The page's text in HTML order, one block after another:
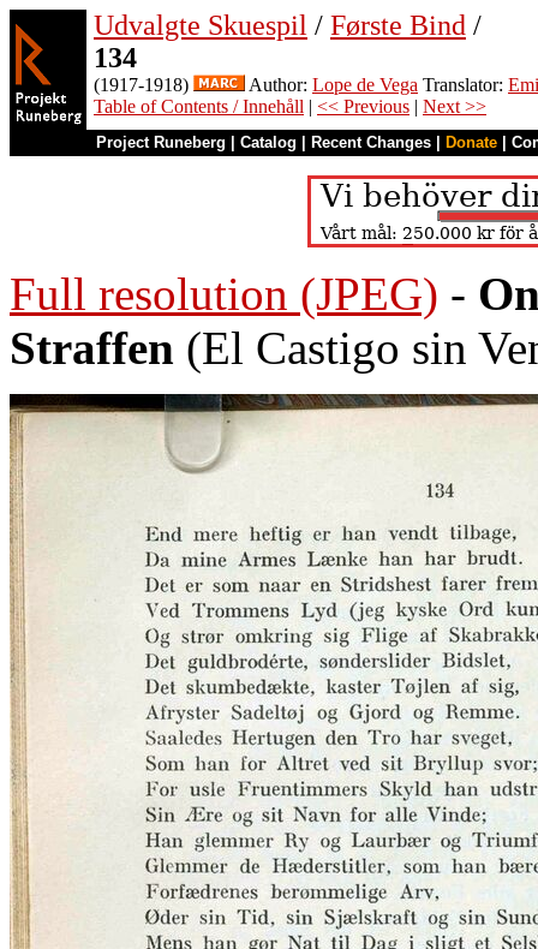
Udvalgte Skuespil / Første Bind /
134
(1917-1918) Author: Lope de Vega Translator:
Table of Contents / Innehåll | << Previous | Next >>
Project Runeberg Catalog Recent Changes Donate
Full resolution (JPEG) -
Straffen (El Castigo sin